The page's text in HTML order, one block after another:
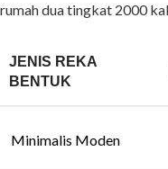
rumah dua tingkat 2000
JENIS REKA
BENTUK
Minimalis Moden